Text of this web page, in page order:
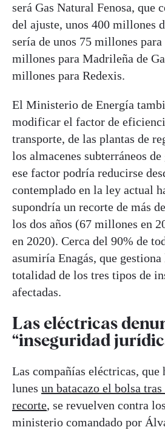
será Gas Natural Fenosa, que
del ajuste, unos 400 millones
sería de unos 75 millones
millones para Madrileña de
millones para Redexis.
El Ministerio de Energía
modificar el factor de
transporte, de las plantas de
los almacenes subterráneos
ese factor podría reducirse
contemplado en la ley actual
supondría un recorte de más
los dos años (67 millones en
en 2020). Cerca del 90% de
asumiría Enagás, que
totalidad de los tres tipos de
afectadas.
Las eléctricas
“inseguridad
Las compañías eléctricas, que
lunes un batacazo el bolsa
recorte, se revuelven contra
ministerio comandado por